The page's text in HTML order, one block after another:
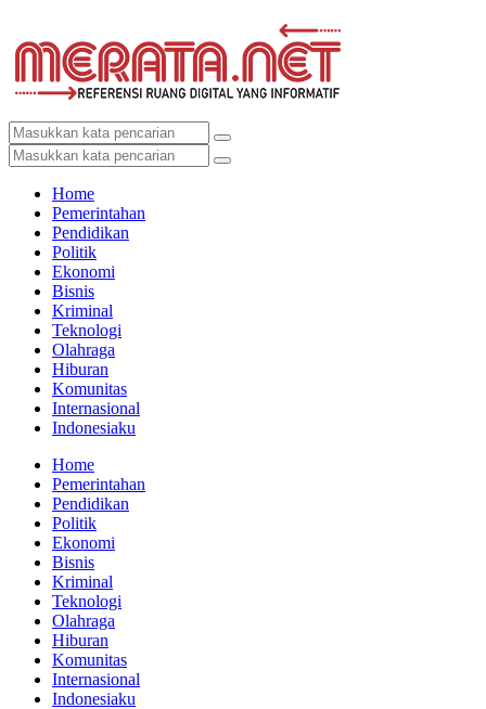
Home
Pemerintahan
Pendidikan
Politik
Ekonomi
Bisnis
Kriminal
Teknologi
Olahraga
Hiburan
Komunitas
Internasional
Indonesiaku
Home
Pemerintahan
Pendidikan
Politik
Ekonomi
Bisnis
Kriminal
Teknologi
Olahraga
Hiburan
Komunitas
Internasional
Indonesiaku